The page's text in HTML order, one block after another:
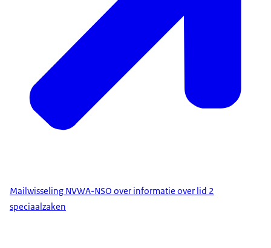
Mailwisseling NVWA-NSO over informatie over lid 2
speciaalzaken